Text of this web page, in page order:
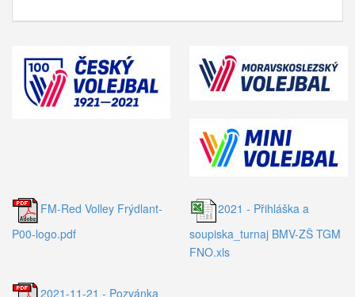
FM-Red Volley Frýdlant-
P00-logo.pdf
2021 - Přihláška a
soupiska_turnaj BMV-ZŠ TGM
FNO.xls
2021-11-21 - Pozvánka